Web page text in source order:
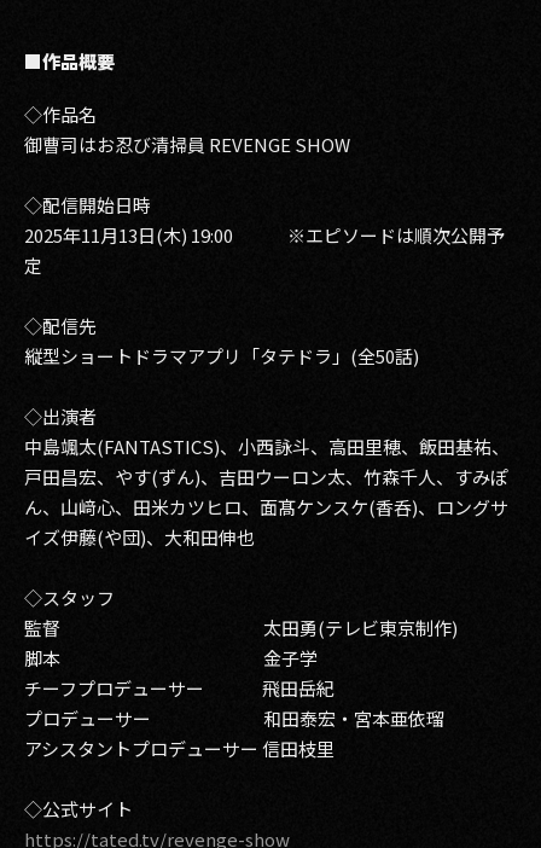
■作品概要
◇作品名
御曹司はお忍び清掃員 REVENGE SHOW
◇配信開始日時
2025年11月13日(木) 19:00 ※エピソードは順次公開予
定
◇配信先
縦型ショートドラマアプリ「タテドラ」(全50話)
◇出演者
中島颯太(FANTASTICS)、小西詠斗、高田里穂、飯田基祐、
戸田昌宏、やす(ずん)、吉田ウーロン太、竹森千人、すみぽ
ん、山﨑心、田米カツヒロ、面髙ケンスケ(香呑)、ロングサ
イズ伊藤(や団)、大和田伸也
◇スタッフ
監督 太田勇(テレビ東京制作)
脚本 金子学
チーフプロデューサー 飛田岳紀
プロデューサー 和田泰宏・宮本亜依瑠
アシスタントプロデューサー 信田枝里
◇公式サイト
https://tated.tv/revenge-show